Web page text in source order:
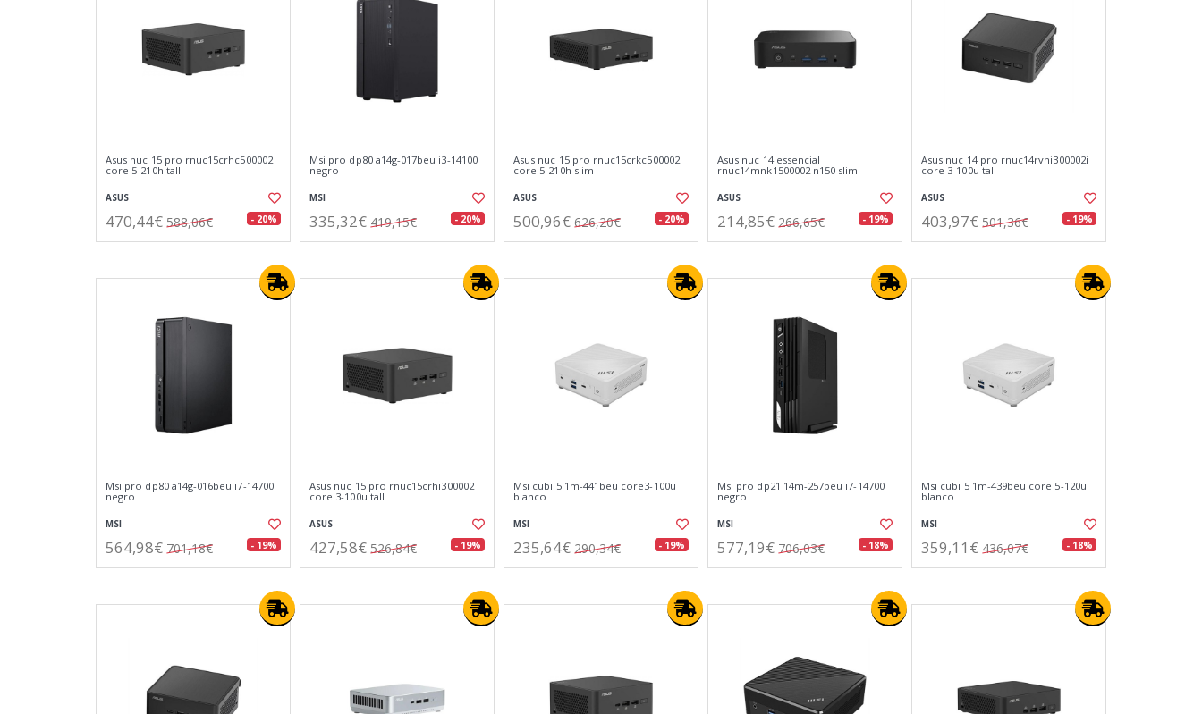
Asus nuc 15 pro rnuc15crhc500002
core 5-210h tall
ASUS
470,44€ 588,06€ - 20%
Msi pro dp80 a14g-017beu i3-14100
negro
MSI
335,32€ 419,15€ - 20%
Asus nuc 15 pro rnuc15crkc500002
core 5-210h slim
ASUS
500,96€ 626,20€ - 20%
Asus nuc 14 essencial
rnuc14mnk1500002 n150 slim
ASUS
214,85€ 266,65€ - 19%
Asus nuc 14 pro rnuc14rvhi300002i
core 3-100u tall
ASUS
403,97€ 501,36€ - 19%
Msi pro dp80 a14g-016beu i7-14700
negro
MSI
564,98€ 701,18€ - 19%
Asus nuc 15 pro rnuc15crhi300002
core 3-100u tall
ASUS
427,58€ 526,84€ - 19%
Msi cubi 5 1m-441beu core3-100u
blanco
MSI
235,64€ 290,34€ - 19%
Msi pro dp21 14m-257beu i7-14700
negro
MSI
577,19€ 706,03€ - 18%
Msi cubi 5 1m-439beu core 5-120u
blanco
MSI
359,11€ 436,07€ - 18%